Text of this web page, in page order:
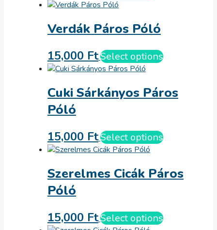
Verdák Páros Póló
15,000 FtSelect options
Cuki Sárkányos Páros
Póló
15,000 FtSelect options
Szerelmes Cicák Páros
Póló
15,000 FtSelect options